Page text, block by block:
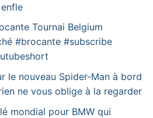
Tournai Belgium
#brocante #subscribe
le nouveau Spider-Man à bord
ne vous oblige à la regarder
mondial pour BMW qui